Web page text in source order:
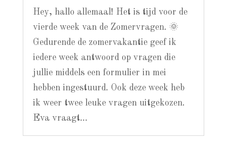
Hey, hallo allemaal! Het is tijd voor de
vierde week van de Zomervragen. 🌞
Gedurende de zomervakantie geef ik
iedere week antwoord op vragen die
jullie middels een formulier in mei
hebben ingestuurd. Ook deze week heb
ik weer twee leuke vragen uitgekozen.
Eva vraagt...